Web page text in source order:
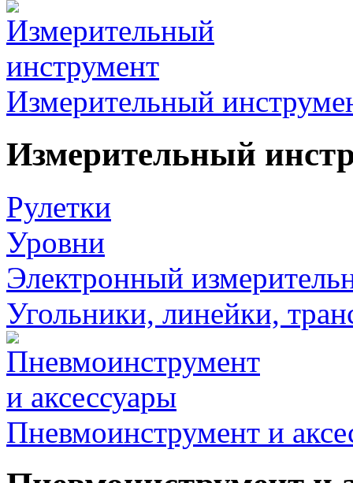
Измерительный
Измерительный
Рулетки
Уровни
Электронный
Угольники, линейки,
Пневмоинструмент и